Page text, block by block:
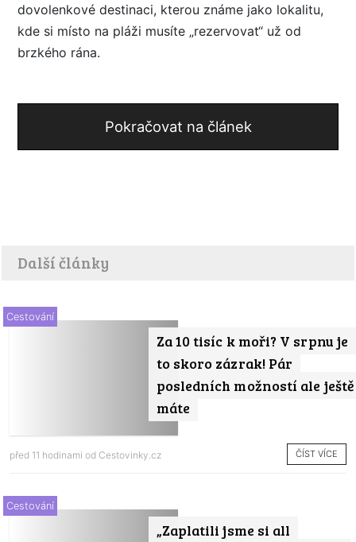
dovolenkové destinaci, kterou známe jako lokalitu,
kde si místo na pláži musíte „rezervovat“ už od
brzkého rána.
Pokračovat na článek
Další články
Za 10 tisíc k moři? V srpnu je
to skoro zázrak! Pár
posledních možností ale ještě
máte
Cestování
před 11 hodinami od Cestovinky.cz ČÍST VÍCE
„Zaplatili jsme si all
Cestování